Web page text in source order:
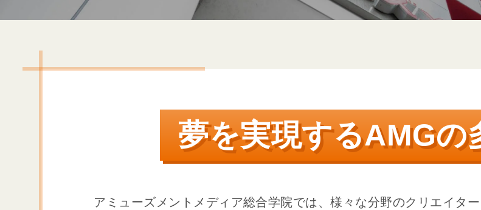
夢を実現するAMGの
アミューズメントメディア総合学院では、様々な分野のクリエイタ